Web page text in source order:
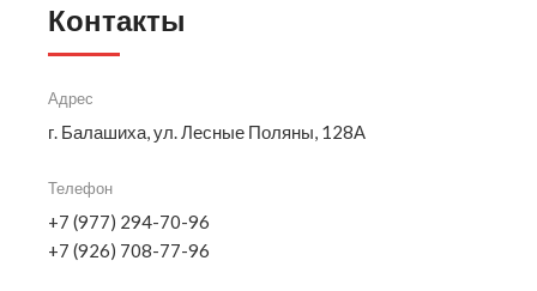
Контакты
Адрес
г. Балашиха, ул. Лесные Поляны, 128А
Телефон
+7 (977) 294-70-96
+7 (926) 708-77-96